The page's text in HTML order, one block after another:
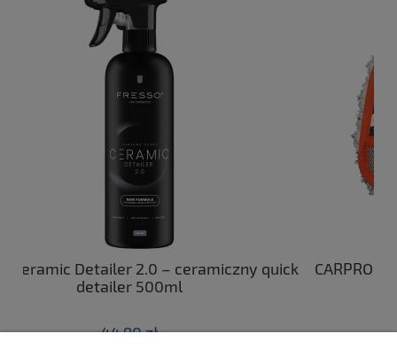
– ceramiczny quick
zł
CARPRO Hand Wash MF -
79,90 zł